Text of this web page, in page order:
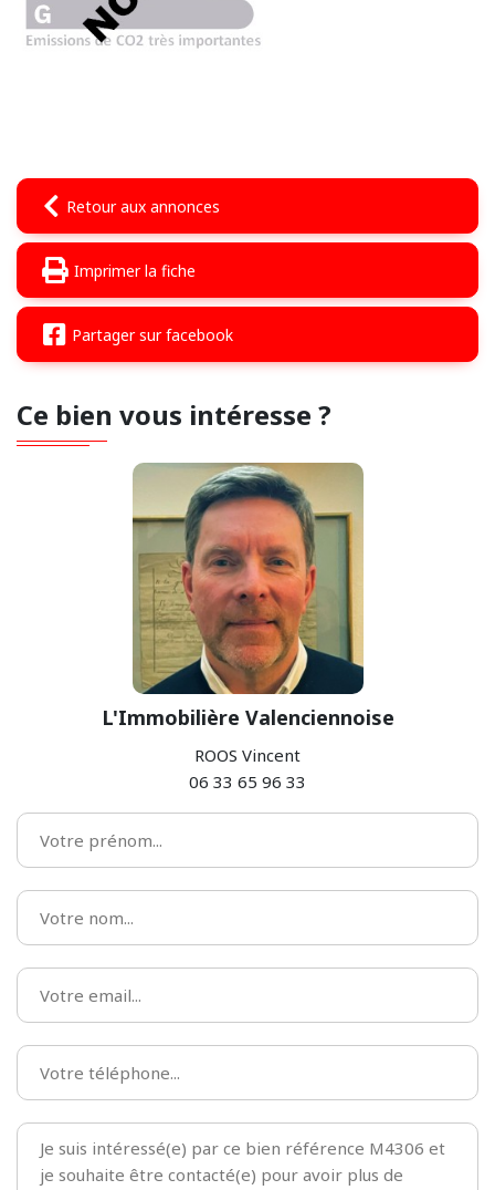
Retour aux annonces
Imprimer la fiche
Partager sur facebook
Ce bien vous intéresse ?
L'Immobilière Valenciennoise
ROOS Vincent
06 33 65 96 33